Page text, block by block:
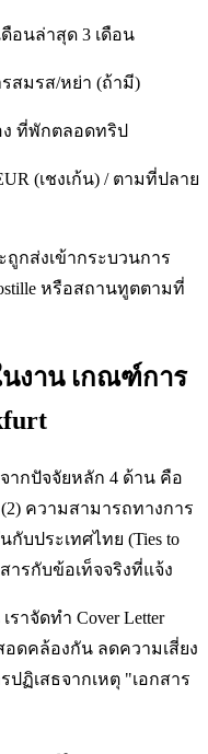
อนล่าสุด 3 เดือน
สมรส/หย่า (ถ้ามี)
ง ที่พักตลอดทริป
(เชงเก้น) / ตามที่ปลาย
ถูกส่งเข้ากระบวนการ
หรือสถานทูตตามที่
งาน เกณฑ์การ
ากปัจจัยหลัก 4 ด้าน คือ
ความสามารถทางการ
บประเทศไทย (Ties to
ารกับข้อเท็จจริงที่แจ้ง
าจัดทำ Cover Letter
อดคล้องกัน ลดความเสี่ยง
ปฏิเสธจากเหตุ "เอกสาร